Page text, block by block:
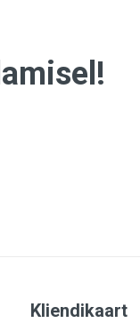
Kliendikaart